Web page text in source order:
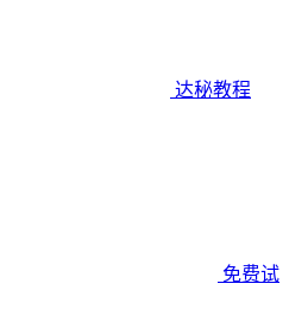
达秘教程
免费试